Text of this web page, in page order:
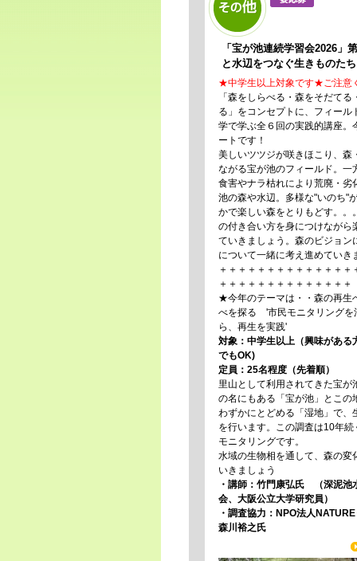
「宝が池連続学習会2026
と水辺をつなぐ生きものたち
★中学生以上対象です★ご注意
「森をしらべる・森をそだてる
る」をコンセプトに、フィール
学で学ぶ全６回の実践的講座。
ートです！
美しいツツジが咲きほこり、森
ながる宝が池のフィールド。一
食害やナラ枯れにより荒廃・劣
池の森や水辺。多様な"いのち"
かで楽しい森をとりもどす。。
の付き合い方を身につけながら
ていきましょう。森のビジョン
について一緒に考え進めていき
＋＋＋＋＋＋＋＋＋＋＋＋＋＋
＋＋＋＋＋＋＋＋＋＋＋＋＋＋
★今年のテーマは・・森の再生
べを探る '市民モニタリングを
ら、再生を実践'
対象：中学生以上（興味がある
でもOK)
定員：25名程度（先着順）
里山として利用されてきた宝が
の名にもある「宝が池」とこの
わずかにとどめる「湿地」で、
を行います。この調査は10年続
モニタリングです。
水域の生物相を通して、森の変
いきましょう
・講師：竹門康弘氏 （深泥池
会、 大阪公立大学研究員 ）
・調査協力：NPO法人
森川裕之氏